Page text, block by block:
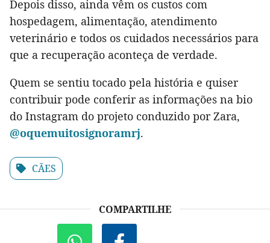
Depois disso, ainda vêm os custos com
hospedagem, alimentação, atendimento
veterinário e todos os cuidados necessários para
que a recuperação aconteça de verdade.
Quem se sentiu tocado pela história e quiser
contribuir pode conferir as informações na bio
do Instagram do projeto conduzido por Zara,
@oquemuitosignoramrj.
CÃES
COMPARTILHE